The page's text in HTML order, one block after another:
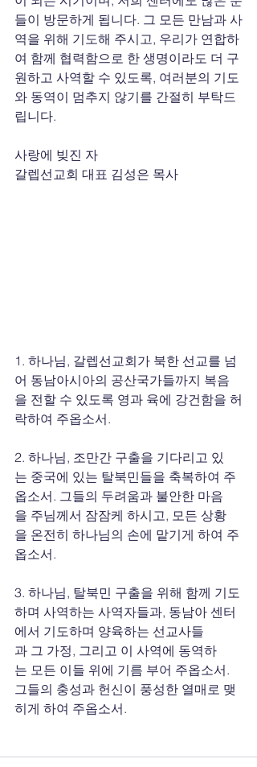
들이 방문하게 됩니다. 그 모든 만남과 사
역을 위해 기도해 주시고, 우리가 연합하
여 함께 협력함으로 한 생명이라도 더 구
원하고 사역할 수 있도록, 여러분의 기도
와 동역이 멈추지 않기를 간절히 부탁드
립니다.
사랑에 빚진 자
갈렙선교회 대표 김성은 목사
1. 하나님, 갈렙선교회가 북한 선교를 넘
어 동남아시아의 공산국가들까지 복음
을 전할 수 있도록 영과 육에 강건함을 허
락하여 주옵소서.
2. 하나님, 조만간 구출을 기다리고 있
는 중국에 있는 탈북민들을 축복하여 주
옵소서. 그들의 두려움과 불안한 마음
을 주님께서 잠잠케 하시고, 모든 상황
을 온전히 하나님의 손에 맡기게 하여 주
옵소서.
3. 하나님, 탈북민 구출을 위해 함께 기도
하며 사역하는 사역자들과, 동남아 센터
에서 기도하며 양육하는 선교사들
과 그 가정, 그리고 이 사역에 동역하
는 모든 이들 위에 기름 부어 주옵소서.
그들의 충성과 헌신이 풍성한 열매로 맺
히게 하여 주옵소서.